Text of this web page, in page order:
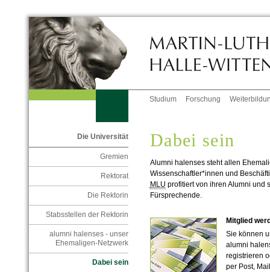
Studium Forschung
Die Universität
Gremien
Rektorat
Die Rektorin
Stabsstellen der Rektorin
alumni halenses - unser
Ehemaligen-Netzwerk
Dabei sein
Dabei sein
Alumni halenses steht allen
Wissenschaftler*innen und
MLU profitiert von ihren Alumni und
Fürsprechende.
Mitglied
Sie können
alumni
registrieren
per Post,